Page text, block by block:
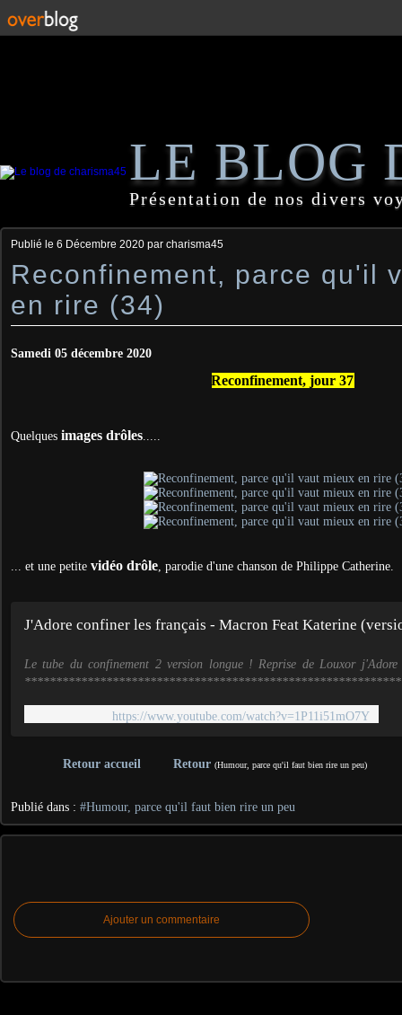
LE BLOG
Présentation de nos divers
Publié le 6 Décembre 2020 par charisma45
Reconfinement, parce qu'il
en rire (34)
Samedi 05 décembre 2020
Reconfinement, jour 37
Quelques images drôles.....
... et une petite vidéo drôle, parodie d'une chanson de Philippe Catherine.
J'Adore confiner les français - Macron Feat Katerine
Le tube du confinement 2 version longue ! Reprise de Louxor
https://www.youtube.com/watch?v=1P11i51mO7Y
Retour accueil Retour (Humour, parce qu'il faut bien rire un peu)
Publié dans : #Humour, parce qu'il faut bien rire un peu
Ajouter un commentaire